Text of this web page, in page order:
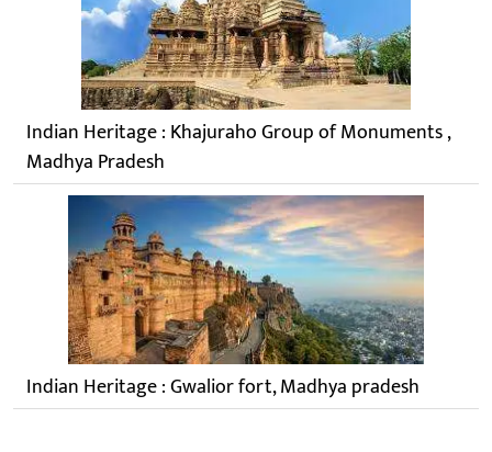
Indian Heritage : Khajuraho Group of Monuments ,
Madhya Pradesh
Indian Heritage : Gwalior fort, Madhya pradesh